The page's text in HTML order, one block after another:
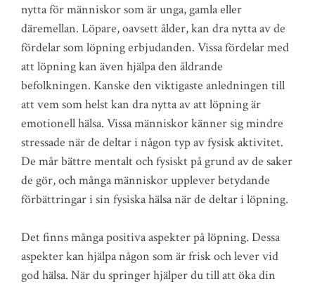
nytta för människor som är unga, gamla eller
däremellan. Löpare, oavsett ålder, kan dra nytta av de
fördelar som löpning erbjudanden. Vissa fördelar med
att löpning kan även hjälpa den åldrande
befolkningen. Kanske den viktigaste anledningen till
att vem som helst kan dra nytta av att löpning är
emotionell hälsa. Vissa människor känner sig mindre
stressade när de deltar i någon typ av fysisk aktivitet.
De mår bättre mentalt och fysiskt på grund av de saker
de gör, och många människor upplever betydande
förbättringar i sin fysiska hälsa när de deltar i löpning.
Det finns många positiva aspekter på löpning. Dessa
aspekter kan hjälpa någon som är frisk och lever vid
god hälsa. När du springer hjälper du till att öka din